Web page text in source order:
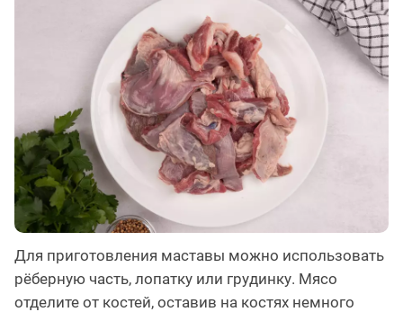
Для приготовления маставы можно использовать
рёберную часть, лопатку или грудинку. Мясо
отделите от костей, оставив на костях немного